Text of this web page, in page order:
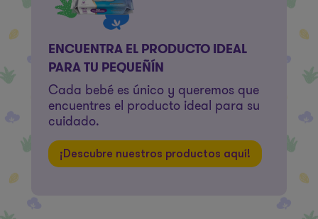
ENCUENTRA EL PRODUCTO IDEAL
PARA TU PEQUEÑÍN
Cada bebé es único y queremos que
encuentres el producto ideal para su
cuidado.
¡Descubre nuestros productos aquí!